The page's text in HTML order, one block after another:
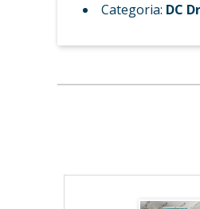
Categoria: DC